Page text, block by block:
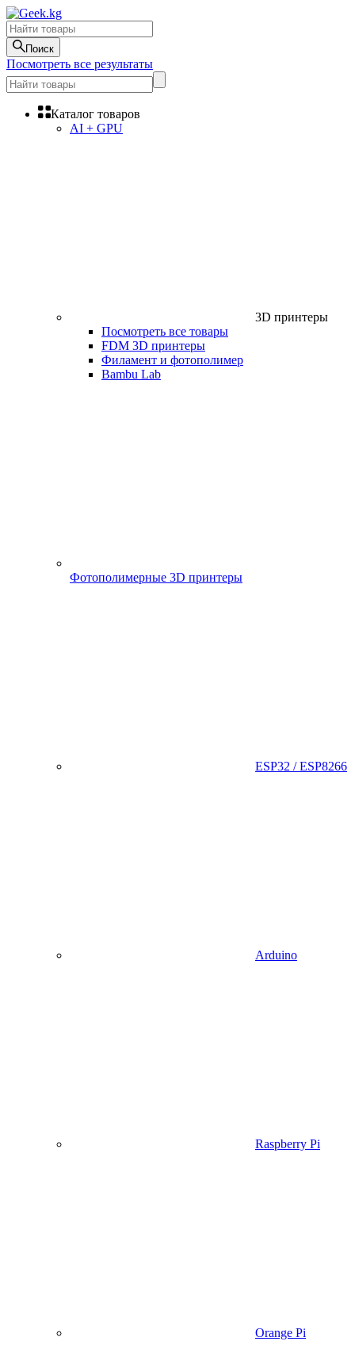
Поиск
Посмотреть все результаты
Каталог товаров
AI + GPU
3D принтеры
Посмотреть все товары
FDM 3D принтеры
Филамент и фотополимер
Bambu Lab
Фотополимерные 3D принтеры
ESP32 / ESP8266
Arduino
Raspberry Pi
Orange Pi